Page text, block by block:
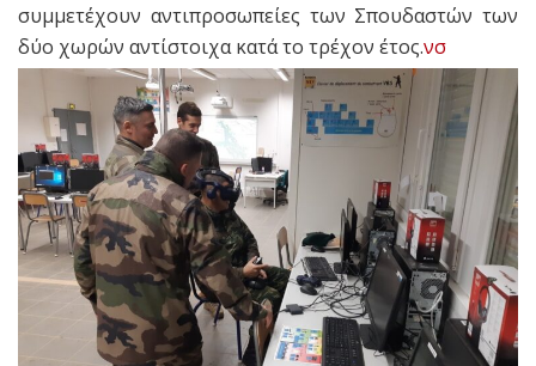
συμμετέχουν αντιπροσωπείες των Σπουδαστών των
δύο χωρών αντίστοιχα κατά το τρέχον έτος.νσ